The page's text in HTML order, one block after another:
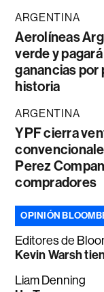
ARGENTINA
Aerolíneas
verde y
ganancias por
historia
ARGENTINA
YPF cierra
Perez
compradores
OPINIÓN
Editores de
Kevin Warsh
Liam Denning